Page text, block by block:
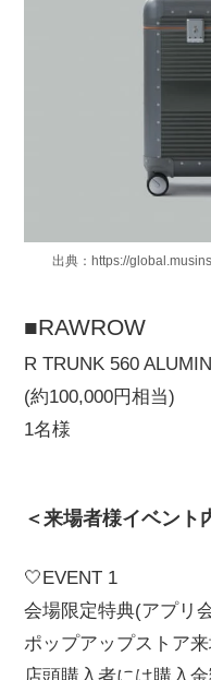
出典：https://
■RAWROW
R TRUNK 560
(約100,000円相当)
1名様
＜来場者様イベント
🤍EVENT 1
会場限定特典(アプリ
ポップアップストア